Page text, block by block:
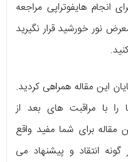
انجام هایفوتراپی مراجعه
نور خورشید قرار نگیرید
این مقاله همراهی کردید.
با مراقبت های بعد از
مقاله برای شما مفید واقع
انتقاد و پیشنهاد می